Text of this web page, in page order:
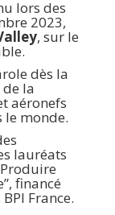
lors des
2023,
, sur le
dès la
la
aéronefs
monde.
lauréats
financé
France.